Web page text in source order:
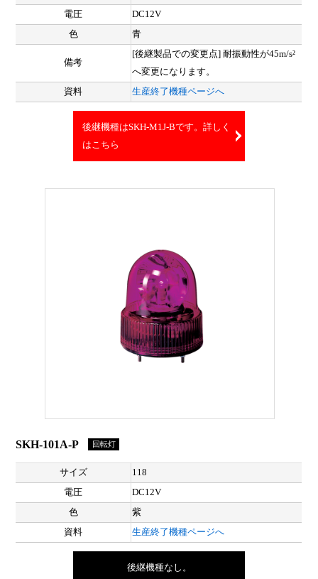
電圧
DC12V
色
青
備考
[後継製品での変更点] 耐振動性が45m/s²
へ変更になります。
資料
生産終了機種ページへ
後継機種はSKH-M1J-Bです。詳しく
はこちら
SKH-101A-P 回転灯
サイズ
118
電圧
DC12V
色
紫
資料
生産終了機種ページへ
後継機種なし。